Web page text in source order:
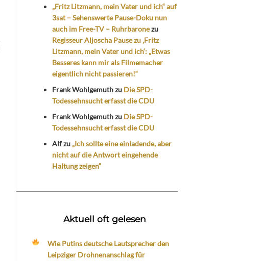
„Fritz Litzmann, mein Vater und ich“ auf
3sat – Sehenswerte Pause-Doku nun
auch im Free-TV – Ruhrbaronezu
Regisseur Aljoscha Pause zu ‚Fritz
Litzmann, mein Vater und ich‘: „Etwas
Besseres kann mir als Filmemacher
eigentlich nicht passieren!“
Frank Wohlgemuthzu Die SPD-
Todessehnsucht erfasst die CDU
Frank Wohlgemuthzu Die SPD-
Todessehnsucht erfasst die CDU
Alfzu „Ich sollte eine einladende, aber
nicht auf die Antwort eingehende
Haltung zeigen“
Aktuell oft gelesen
Wie Putins deutsche Lautsprecher den
Leipziger Drohnenanschlag für